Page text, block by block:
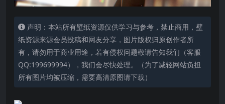
声明：本站所有壁纸资源仅供学习与参考，禁止商用，壁
纸资源来源会员投稿和网友分享，图片版权归原创作者所
有，请勿用于商业用途，若有侵权问题敬请告知我们（客服
QQ:199699994），我们会尽快处理。（为了减轻网站负担
所有图片均被压缩，需要高清原图请下载）